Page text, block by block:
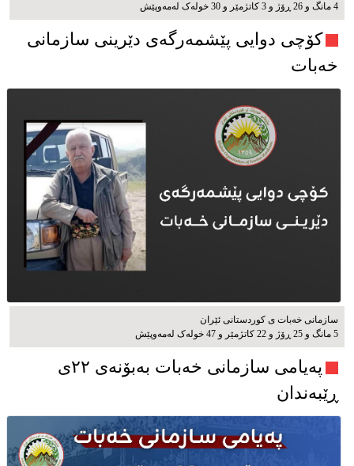
4 مانگ و 26 ڕۆژ و 3 کاتژمێر و 30 خوله‌ک له‌مه‌وپێش‌
کۆچی دوایی پێشمەرگەی دێرینی سازمانی
خەبات
سازمانی خەبات ی كوردستانی ئێران
5 مانگ و 25 ڕۆژ و 22 کاتژمێر و 47 خوله‌ک له‌مه‌وپێش‌
پەیامی سازمانی خەبات بەبۆنەی ۲۲ی
ڕێبەندان